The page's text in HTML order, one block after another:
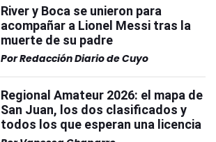
River y Boca se unieron para
acompañar a Lionel Messi tras la
muerte de su padre
PorRedacción Diario de Cuyo
Regional Amateur 2026: el mapa de
San Juan, los dos clasificados y
todos los que esperan una licencia